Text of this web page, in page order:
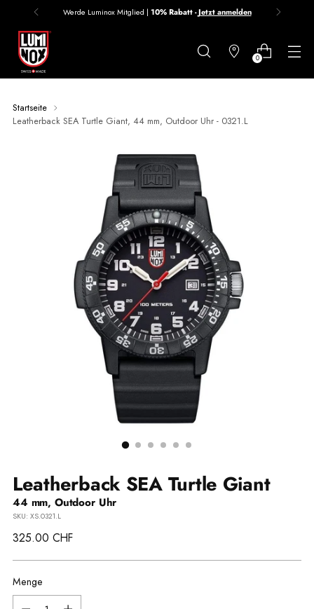
Werde Luminox Mitglied | 10% Rabatt -Jetzt anmelden
0
Startseite
Leatherback SEA Turtle Giant, 44 mm, Outdoor Uhr - 0321.L
Leatherback SEA Turtle Giant
44 mm, Outdoor Uhr
SKU: XS.0321.L
Regulärer
325.00 CHF
Menge
Danke
für
deine
Anmeldung